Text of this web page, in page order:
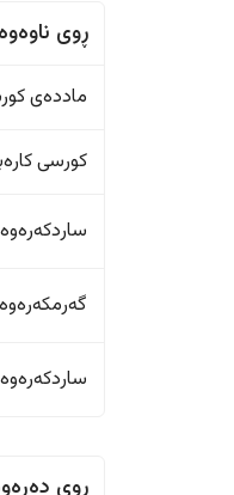
ڕوی ناوەوە
ماددەی
کورسی
ڕوی